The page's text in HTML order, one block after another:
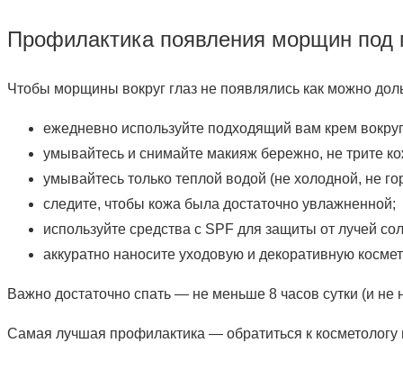
Профилактика появления морщин под
Чтобы морщины вокруг глаз не появлялись как можно
ежедневно используйте подходящий вам крем вокруг
умывайтесь и снимайте макияж бережно, не трите
умывайтесь только теплой водой (не холодной, не
следите, чтобы кожа была достаточно увлажненной;
используйте средства с SPF для защиты от лучей
аккуратно наносите уходовую и декоративную
Важно достаточно спать — не меньше 8 часов сутки (и не
Самая лучшая профилактика — обратиться к